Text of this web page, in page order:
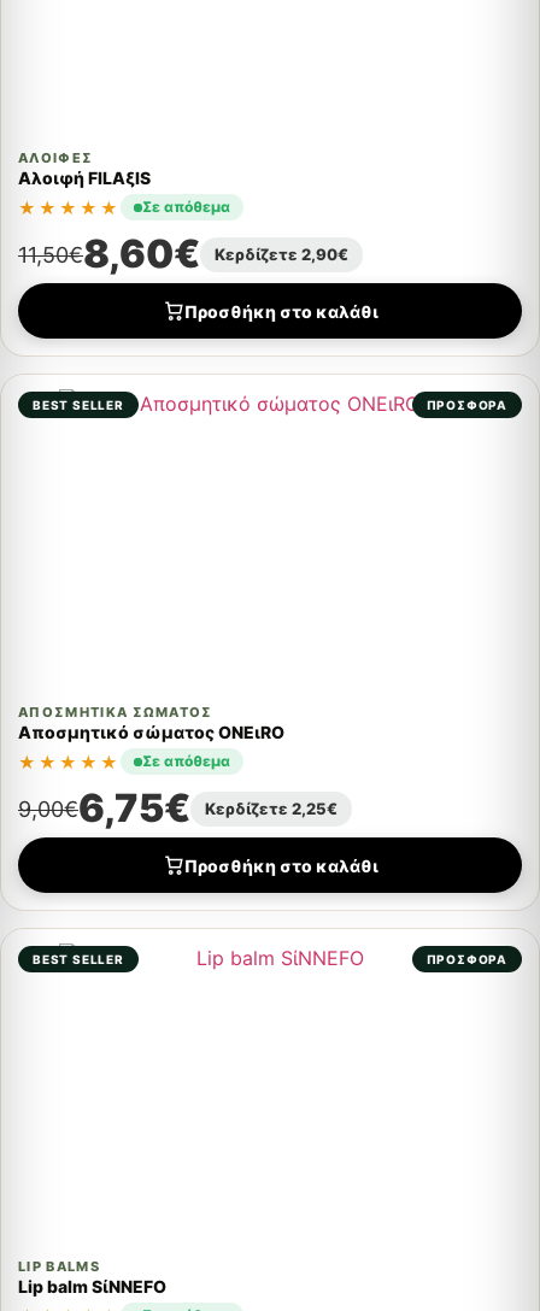
ΑΛΟΙΦΈΣ
Αλοιφή FILAξIS
★★★★★
Σε απόθεμα
11,50€8,60€ Κερδίζετε 2,90€
Προσθήκη στο καλάθι
BEST SELLER ΠΡΟΣΦΟΡΑ
ΑΠΟΣΜΗΤΙΚΆ ΣΏΜΑΤΟΣ
Αποσμητικό σώματος ONEιRO
★★★★★
Σε απόθεμα
9,00€6,75€ Κερδίζετε 2,25€
Προσθήκη στο καλάθι
BEST SELLER ΠΡΟΣΦΟΡΑ
LIP BALMS
Lip balm SίNNEFO